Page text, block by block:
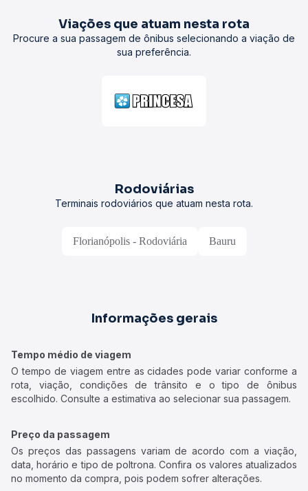
Viações que atuam nesta rota
Procure a sua passagem de ônibus selecionando a viação de
sua preferência.
Rodoviárias
Terminais rodoviários que atuam nesta rota.
Florianópolis - Rodoviária Bauru
Informações gerais
Tempo médio de viagem
O tempo de viagem entre as cidades pode variar conforme a
rota, viação, condições de trânsito e o tipo de ônibus
escolhido. Consulte a estimativa ao selecionar sua passagem.
Preço da passagem
Os preços das passagens variam de acordo com a viação,
data, horário e tipo de poltrona. Confira os valores atualizados
no momento da compra, pois podem sofrer alterações.